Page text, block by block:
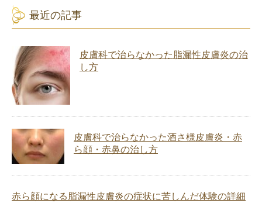
最近の記事
皮膚科で治らなかった脂漏性皮膚炎の治
し方
皮膚科で治らなかった酒さ様皮膚炎・赤
ら顔・赤鼻の治し方
赤ら顔になる脂漏性皮膚炎の症状に苦しんだ体験の詳細